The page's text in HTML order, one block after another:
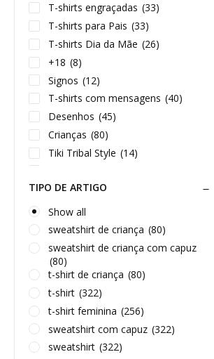
T-shirts engraçadas (33)
T-shirts para Pais (33)
T-shirts Dia da Mãe (26)
+18 (8)
Signos (12)
T-shirts com mensagens (40)
Desenhos (45)
Crianças (80)
Tiki Tribal Style (14)
Desporto (17)
Música (36)
Ecologia (17)
Halloween (10)
Animais
Reggae (16)
Hip Hop (7)
Personalização online
TIPO DE ARTIGO
Show all
sweatshirt de criança (80)
sweatshirt de criança com capuz
(80)
t-shirt de criança (80)
t-shirt (322)
t-shirt feminina (256)
sweatshirt com capuz (322)
sweatshirt (322)